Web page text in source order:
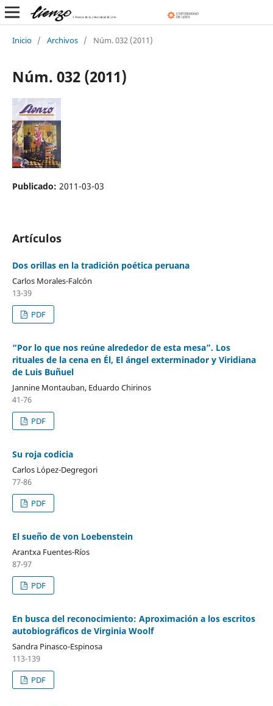
Inicio / Archivos / Núm. 032 (2011)
Núm. 032 (2011)
Publicado: 2011-03-03
Artículos
Dos orillas en la tradición poética peruana
Carlos Morales-Falcón
13-39
PDF
“Por lo que nos reúne alrededor de esta mesa”. Los
rituales de la cena en Él, El ángel exterminador y Viridiana
de Luis Buñuel
Jannine Montauban, Eduardo Chirinos
41-76
PDF
Su roja codicia
Carlos López-Degregori
77-86
PDF
El sueño de von Loebenstein
Arantxa Fuentes-Ríos
87-97
PDF
En busca del reconocimiento: Aproximación a los escritos
autobiográficos de Virginia Woolf
Sandra Pinasco-Espinosa
113-139
PDF